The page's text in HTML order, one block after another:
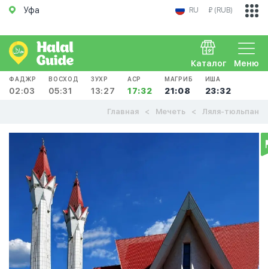
Уфа RU ₽ (RUB)
Меню
Каталог
ФАДЖР
02:03
ВОСХОД
05:31
ЗУХР
13:27
АСР
17:32
МАГРИБ
21:08
ИША
23:32
Главная Мечеть Ляля-тюльпан